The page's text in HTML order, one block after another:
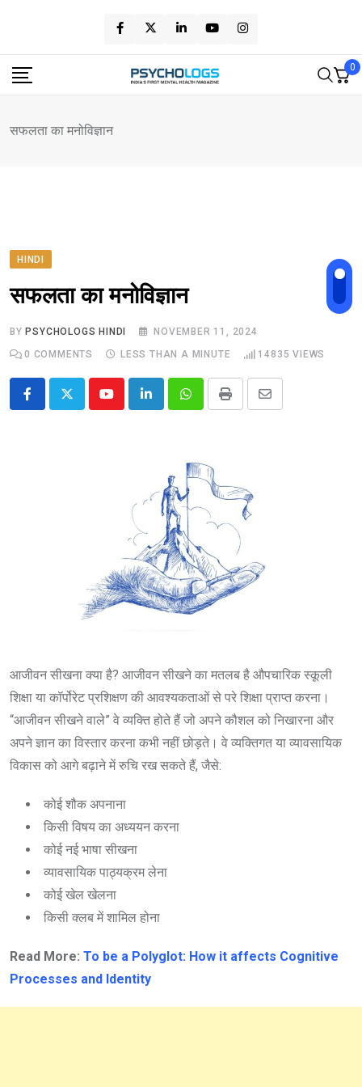
content
0
सफलता का मनोविज्ञान
HINDI
सफलता का मनोविज्ञान
BY PSYCHOLOGS HINDI
NOVEMBER 11, 2024
0 COMMENTS LESS THAN A MINUTE 14835 VIEWS
YoutubeLinkedInWhatsappPrint
Share
आजीवन सीखना क्या है? आजीवन सीखने का मतलब है औपचारिक स्कूली
शिक्षा या कॉर्पोरेट प्रशिक्षण की आवश्यकताओं से परे शिक्षा प्राप्त करना।
“आजीवन सीखने वाले” वे व्यक्ति होते हैं जो अपने कौशल को निखारना और
अपने ज्ञान का विस्तार करना कभी नहीं छोड़ते। वे व्यक्तिगत या व्यावसायिक
विकास को आगे बढ़ाने में रुचि रख सकते हैं, जैसे:
कोई शौक अपनाना
किसी विषय का अध्ययन करना
कोई नई भाषा सीखना
व्यावसायिक पाठ्यक्रम लेना
कोई खेल खेलना
किसी क्लब में शामिल होना
Read More: To be a Polyglot: How it affects Cognitive
Processes and Identity